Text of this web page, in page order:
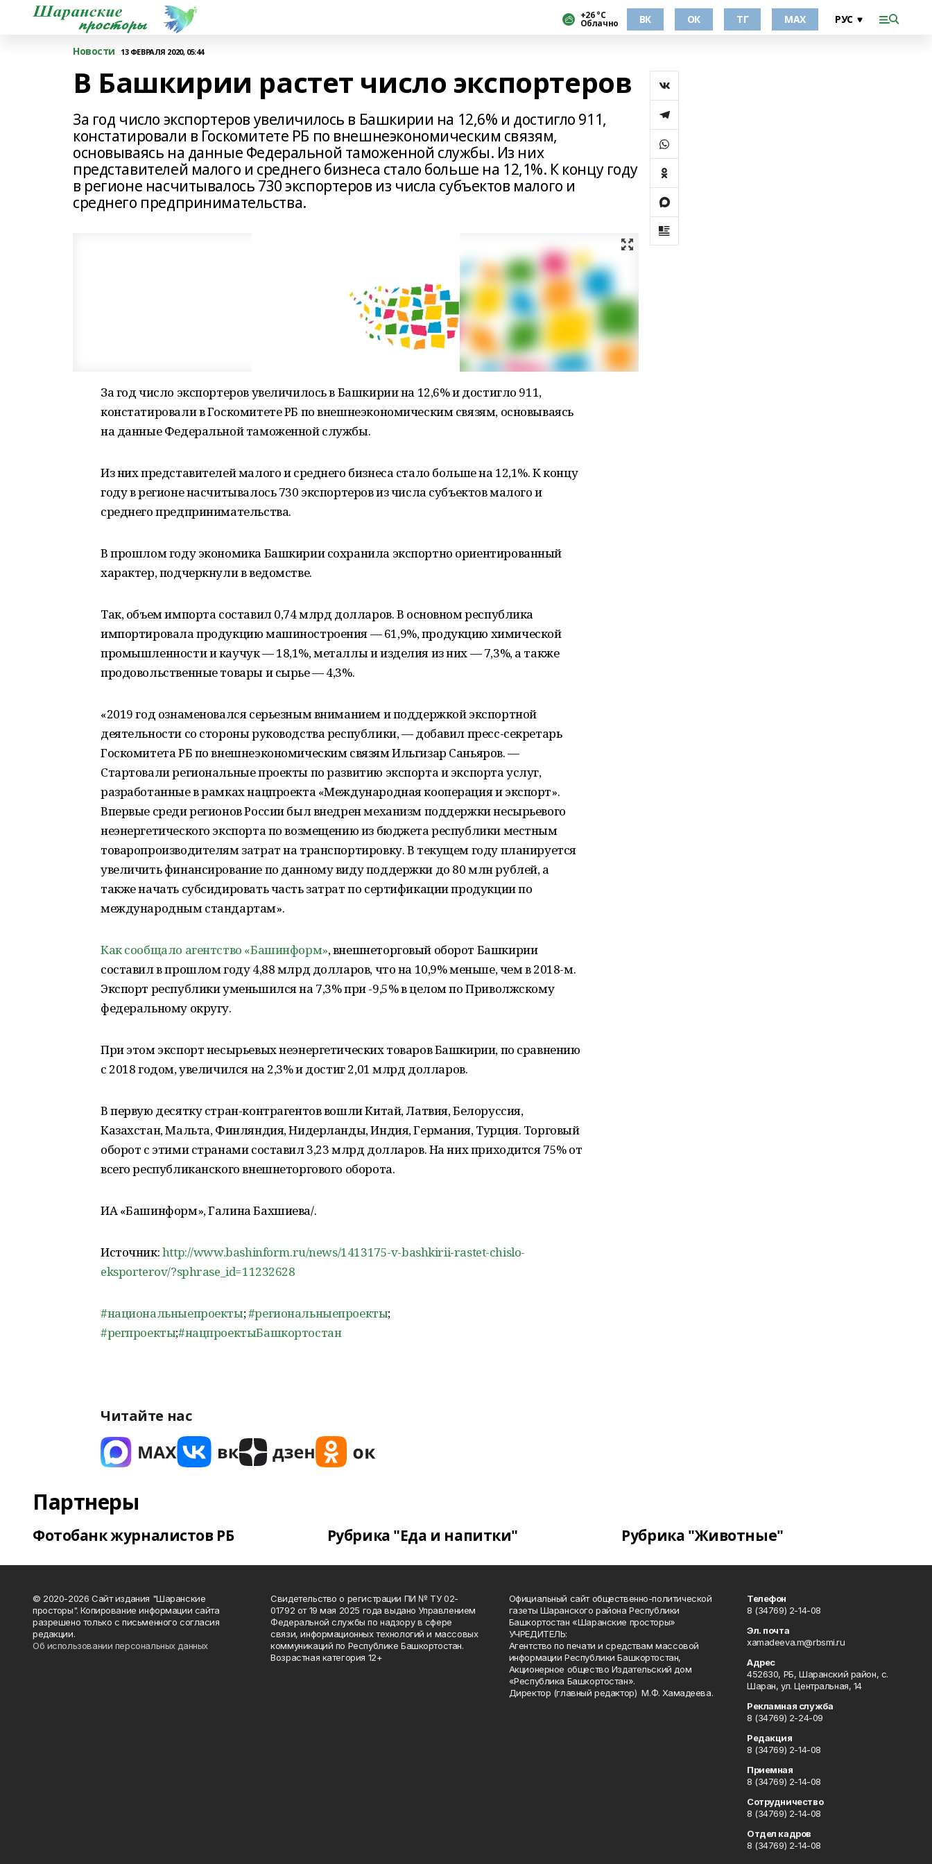
+26 °С
Облачно ВК ОК ТГ МАХ
Новости 13 ФЕВРАЛЯ 2020, 05:44
В Башкирии растет число экспортеров
За год число экспортеров увеличилось в Башкирии на 12,6% и достигло 911,
констатировали в Госкомитете РБ по внешнеэкономическим связям,
основываясь на данные Федеральной таможенной службы. Из них
представителей малого и среднего бизнеса стало больше на 12,1%. К концу году
в регионе насчитывалось 730 экспортеров из числа субъектов малого и
среднего предпринимательства.
За год число экспортеров увеличилось в Башкирии на 12,6% и достигло 911,
констатировали в Госкомитете РБ по внешнеэкономическим связям, основываясь
на данные Федеральной таможенной службы.
Из них представителей малого и среднего бизнеса стало больше на 12,1%. К концу
году в регионе насчитывалось 730 экспортеров из числа субъектов малого и
среднего предпринимательства.
В прошлом году экономика Башкирии сохранила экспортно ориентированный
характер, подчеркнули в ведомстве.
Так, объем импорта составил 0,74 млрд долларов. В основном республика
импортировала продукцию машиностроения — 61,9%, продукцию химической
промышленности и каучук — 18,1%, металлы и изделия из них — 7,3%, а также
продовольственные товары и сырье — 4,3%.
«2019 год ознаменовался серьезным вниманием и поддержкой экспортной
деятельности со стороны руководства республики, — добавил пресс-секретарь
Госкомитета РБ по внешнеэкономическим связям Ильгизар Саньяров. —
Стартовали региональные проекты по развитию экспорта и экспорта услуг,
разработанные в рамках нацпроекта «Международная кооперация и экспорт».
Впервые среди регионов России был внедрен механизм поддержки несырьевого
неэнергетического экспорта по возмещению из бюджета республики местным
товаропроизводителям затрат на транспортировку. В текущем году планируется
увеличить финансирование по данному виду поддержки до 80 млн рублей, а
также начать субсидировать часть затрат по сертификации продукции по
международным стандартам».
Как сообщало агентство «Башинформ», внешнеторговый оборот Башкирии
составил в прошлом году 4,88 млрд долларов, что на 10,9% меньше, чем в 2018-м.
Экспорт республики уменьшился на 7,3% при -9,5% в целом по Приволжскому
федеральному округу.
При этом экспорт несырьевых неэнергетических товаров Башкирии, по сравнению
с 2018 годом, увеличился на 2,3% и достиг 2,01 млрд долларов.
В первую десятку стран-контрагентов вошли Китай, Латвия, Белоруссия,
Казахстан, Мальта, Финляндия, Нидерланды, Индия, Германия, Турция. Торговый
оборот с этими странами составил 3,23 млрд долларов. На них приходится 75% от
всего республиканского внешнеторгового оборота.
ИА «Башинформ», Галина Бахшиева/.
Источник:http://www.bashinform.ru/news/1413175-v-bashkirii-rastet-chislo-
eksporterov/?sphrase_id=11232628
#национальныепроекты;#региональныепроекты;
#регпроекты;#нацпроектыБашкортостан
Читайте нас
Партнеры
Фотобанк журналистов РБ Рубрика "Еда и напитки" Рубрика "Животные"
© 2020-2026 Сайт издания "Шаранские
просторы". Копирование информации сайта
разрешено только с письменного согласия
редакции.
Об использовании персональных данных
Свидетельство о регистрации ПИ № ТУ 02-
01792 от 19 мая 2025 года выдано Управлением
Федеральной службы по надзору в сфере
связи, информационных технологий и массовых
коммуникаций по Республике Башкортостан.
Возрастная категория 12+
Официальный сайт общественно-политической
газеты Шаранского района Республики
Башкортостан «Шаранские просторы»
УЧРЕДИТЕЛЬ:
Агентство по печати и средствам массовой
информации Республики Башкортостан,
Акционерное общество Издательский дом
«Республика Башкортостан».
Директор (главный редактор) М.Ф. Хамадеева.
Телефон
8 (34769) 2-14-08
Эл. почта
xamadeeva.m@rbsmi.ru
Адрес
452630, РБ, Шаранский район, с.
Шаран, ул. Центральная, 14
Рекламная служба
8 (34769) 2-24-09
Редакция
8 (34769) 2-14-08
Приемная
8 (34769) 2-14-08
Сотрудничество
8 (34769) 2-14-08
Отдел кадров
8 (34769) 2-14-08